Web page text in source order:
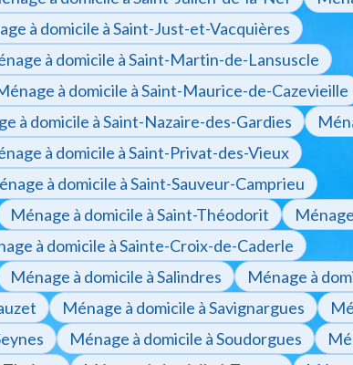
à domicile à Saint-Just-et-Vacquières
à domicile à Saint-Martin-de-Lansuscle
à domicile à Saint-Maurice-de-Cazevieille
à domicile à Saint-Nazaire-des-Gardies
à domicile à Saint-Privat-des-Vieux
à domicile à Saint-Sauveur-Camprieu
Ménage à domicile à Saint-Théodorit
à domicile à Sainte-Croix-de-Caderle
Ménage à domicile à Salindres
Ménage à
Ménage à domicile à Savignargues
Ménage à domicile à Soudorgues